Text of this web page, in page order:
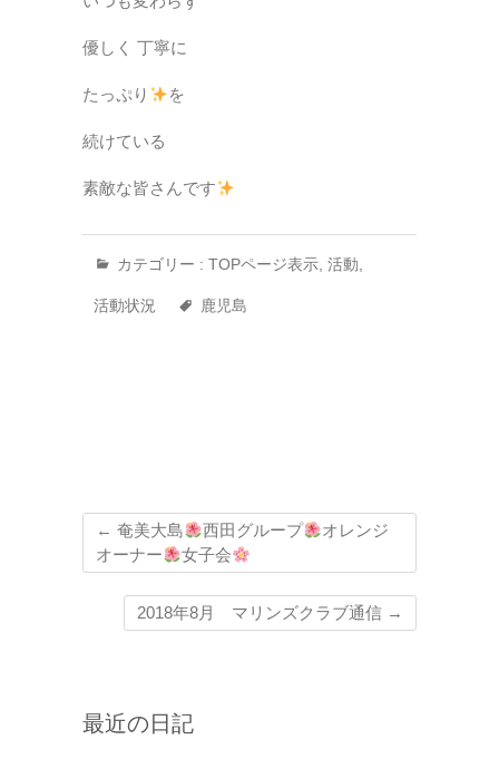
優しく 丁寧に
たっぷり を
続けている
素敵な皆さんです
カテゴリー : TOPページ表示 活動
活動状況 鹿児島
← 奄美大島 西田グループ
オレンジ
オーナー
女子会
2018年8月 マリンズクラブ通信 →
最近の日記